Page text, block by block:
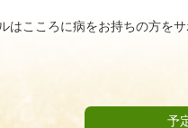
はこころに病をお持ちの方を
予